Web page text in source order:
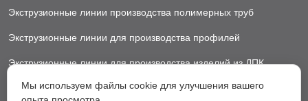
Экструзионные линии производства полимерных труб
Экструзионные линии для производства профилей
Экструзионные линии для производства изделий из ДПК
Экструзионные линии для производства пластиковых ковриков
Мы используем файлы cookie для улучшения вашего